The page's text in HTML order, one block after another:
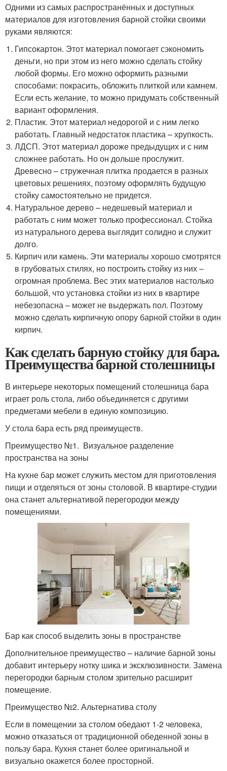
Одними из самых распространённых и доступных
материалов для изготовления барной стойки своими
руками являются:
Гипсокартон. Этот материал помогает сэкономить
деньги, но при этом из него можно сделать стойку
любой формы. Его можно оформить разными
способами: покрасить, обложить плиткой или камнем.
Если есть желание, то можно придумать собственный
вариант оформления.
Пластик. Этот материал недорогой и с ним легко
работать. Главный недостаток пластика – хрупкость.
ЛДСП. Этот материал дороже предыдущих и с ним
сложнее работать. Но он дольше прослужит.
Древесно – стружечная плитка продается в разных
цветовых решениях, поэтому оформлять будущую
стойку самостоятельно не придется.
Натуральное дерево – недешевый материал и
работать с ним может только профессионал. Стойка
из натурального дерева выглядит солидно и служит
долго.
Кирпич или камень. Эти материалы хорошо смотрятся
в грубоватых стилях, но построить стойку из них –
огромная проблема. Вес этих материалов настолько
большой, что установка стойки из них в квартире
небезопасна – может не выдержать пол. Поэтому
можно сделать кирпичную опору барной стойки в один
кирпич.
Как сделать барную стойку для бара.
Преимущества барной столешницы
В интерьере некоторых помещений столешница бара
играет роль стола, либо объединяется с другими
предметами мебели в единую композицию.
У стола бара есть ряд преимуществ.
Преимущество №1. Визуальное разделение
пространства на зоны
На кухне бар может служить местом для приготовления
пищи и отделяться от зоны столовой. В квартире-студии
она станет альтернативой перегородки между
помещениями.
Бар как способ выделить зоны в пространстве
Дополнительное преимущество – наличие барной зоны
добавит интерьеру нотку шика и эксклюзивности. Замена
перегородки барным столом зрительно расширит
помещение.
Преимущество №2. Альтернатива столу
Если в помещении за столом обедают 1-2 человека,
можно отказаться от традиционной обеденной зоны в
пользу бара. Кухня станет более оригинальной и
визуально окажется более просторной.